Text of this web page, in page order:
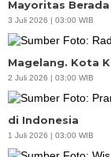
Mayoritas
3 Juli 2026 | 03:00 WIB
Magelang. Kota
2 Juli 2026 | 03:00 WIB
di Indonesia
1 Juli 2026 | 03:00 WIB